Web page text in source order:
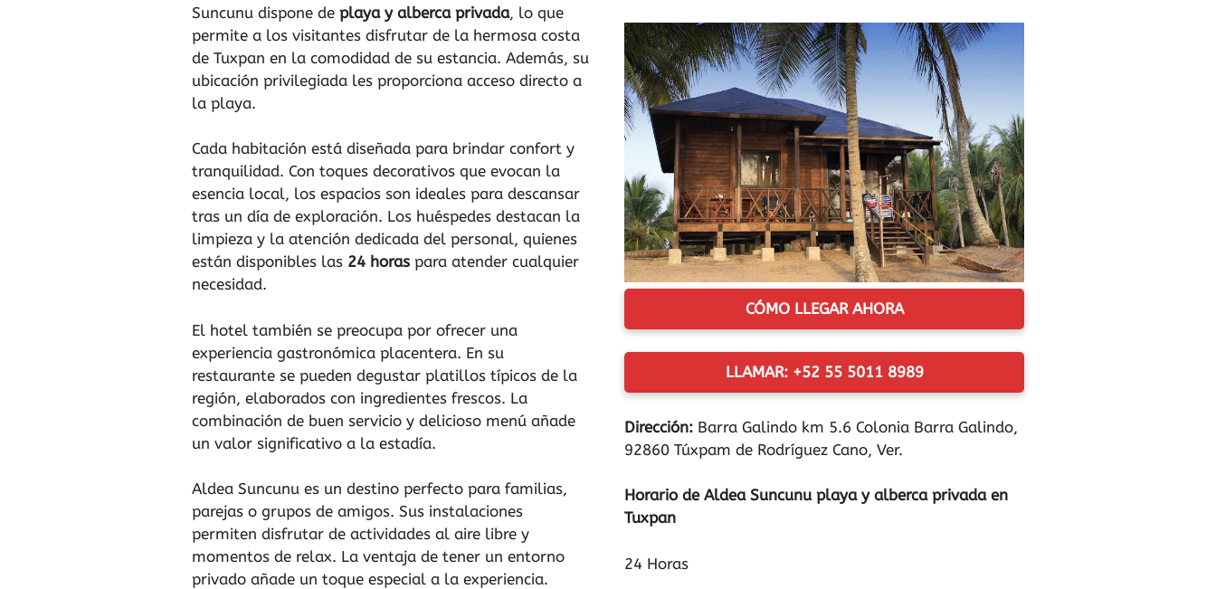
Suncunu dispone de playa y alberca privada, lo que
permite a los visitantes disfrutar de la hermosa costa
de Tuxpan en la comodidad de su estancia. Además, su
ubicación privilegiada les proporciona acceso directo a
la playa.
Cada habitación está diseñada para brindar confort y
tranquilidad. Con toques decorativos que evocan la
esencia local, los espacios son ideales para descansar
tras un día de exploración. Los huéspedes destacan la
limpieza y la atención dedicada del personal, quienes
están disponibles las 24 horas para atender cualquier
necesidad.
El hotel también se preocupa por ofrecer una
experiencia gastronómica placentera. En su
restaurante se pueden degustar platillos típicos de la
región, elaborados con ingredientes frescos. La
combinación de buen servicio y delicioso menú añade
un valor significativo a la estadía.
Aldea Suncunu es un destino perfecto para familias,
parejas o grupos de amigos. Sus instalaciones
permiten disfrutar de actividades al aire libre y
momentos de relax. La ventaja de tener un entorno
privado añade un toque especial a la experiencia.
CÓMO LLEGAR AHORA
LLAMAR: +52 55 5011 8989
Dirección: Barra Galindo km 5.6 Colonia Barra Galindo,
92860 Túxpam de Rodríguez Cano, Ver.
Horario de Aldea Suncunu playa y alberca privada en
Tuxpan
24 Horas